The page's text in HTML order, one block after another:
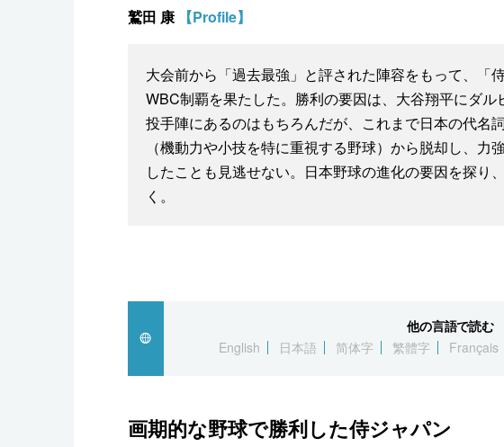
鷲田 康 【Profile】
大会前から「過去最強」と評された陣容をもって、「
WBC制覇を果たした。勝利の要因は、大谷翔平にダ
投手陣にあるのはもちろんだが、これまで日本の代名
（機動力や小技を特に重視する野球）から脱却し、力
したことも見逃せない。日本野球の進化の要因を探り
く。
他の言語で読む
English
日本語 简体字 繁體字 Français
画期的な野球で勝利した侍ジャパン